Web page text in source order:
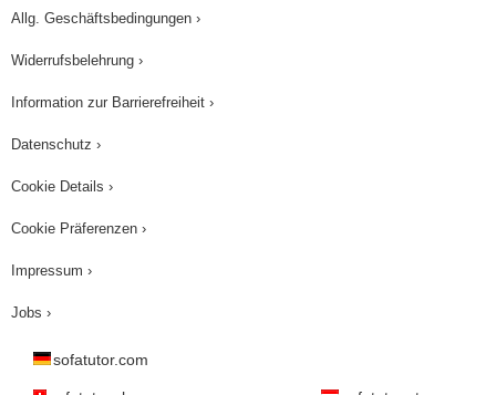
Allg. Geschäftsbedingungen ›
Widerrufsbelehrung ›
Information zur Barrierefreiheit ›
Datenschutz ›
Cookie Details ›
Cookie Präferenzen ›
Impressum ›
Jobs ›
sofatutor.com